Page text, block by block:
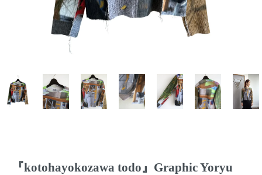
『kotohayokozawa todo』Graphic Yoryu